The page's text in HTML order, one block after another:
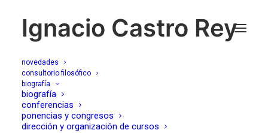
Ignacio Castro Rey
novedades
consultorio filosófico
biografía
biografía
conferencias
ponencias y congresos
dirección y organización de cursos
cine